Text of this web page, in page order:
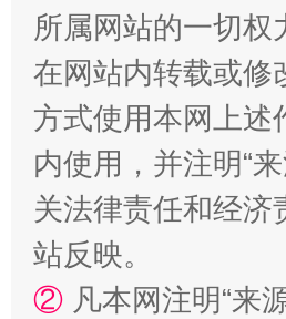
招工难、用工荒背后
所属网站的一切
在网站内转载或修
方式使用本网上述
内使用，并注明“
关法律责任和经
站反映。
② 凡本网注明“来